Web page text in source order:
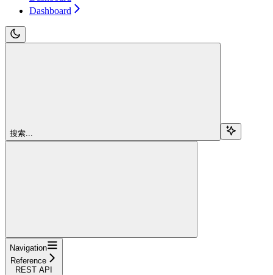
Dashboard
搜索...
Navigation
Reference
REST API